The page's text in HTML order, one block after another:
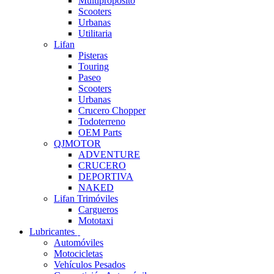
Scooters
Urbanas
Utilitaria
Lifan
Pisteras
Touring
Paseo
Scooters
Urbanas
Crucero Chopper
Todoterreno
OEM Parts
QJMOTOR
ADVENTURE
CRUCERO
DEPORTIVA
NAKED
Lifan Trimóviles
Cargueros
Mototaxi
Lubricantes
Automóviles
Motocicletas
Vehículos Pesados